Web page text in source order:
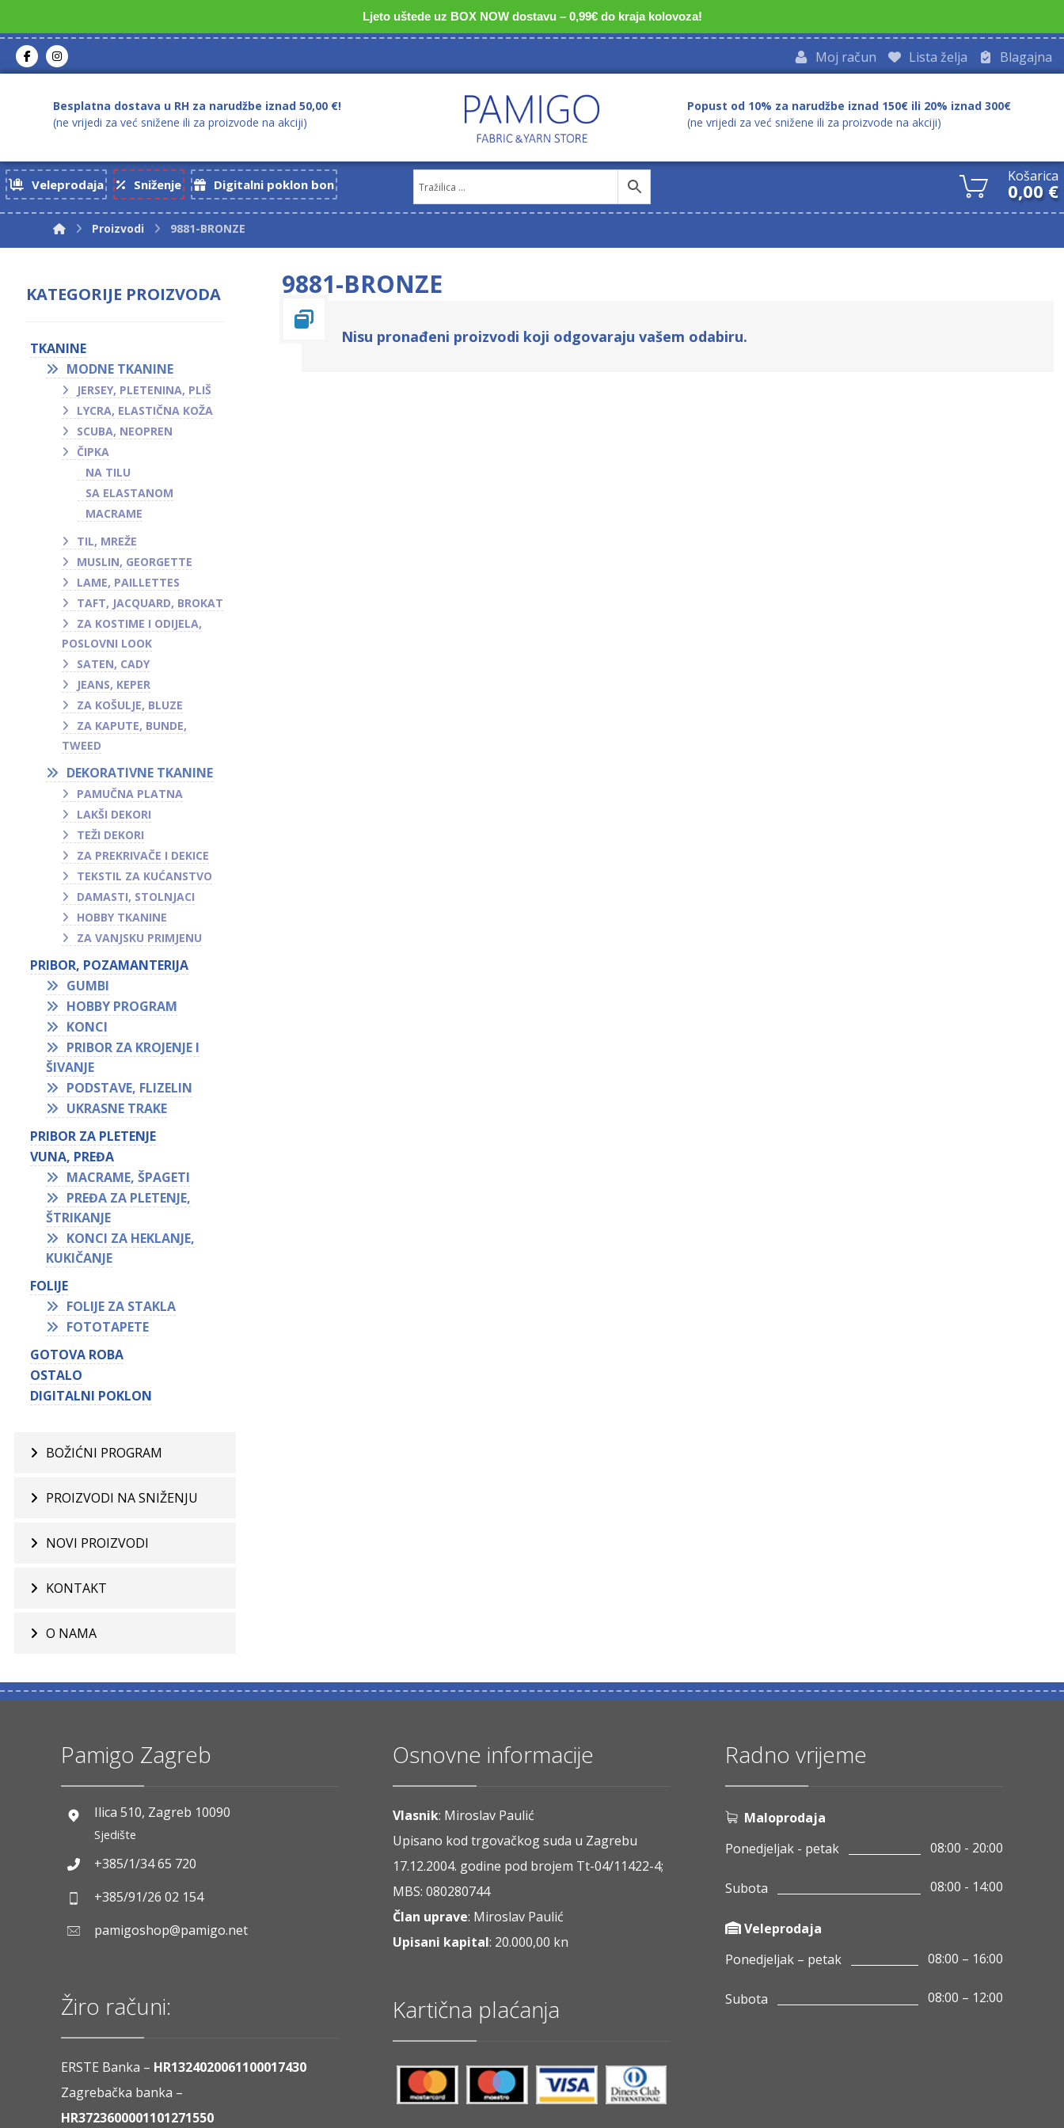
Ljeto uštede uz BOX NOW dostavu – 0,99€ do kraja kolovoza!
Blagajna
Lista želja
Moj račun
Besplatna dostava u RH za narudžbe iznad 50,00 €!
(ne vrijedi za već snižene ili za proizvode na akciji)
Popust od 10% za narudžbe iznad 150€ ili 20% iznad 300€
(ne vrijedi za već snižene ili za proizvode na akciji)
Veleprodaja Sniženje Digitalni poklon bon Košarica
0,00 €
Proizvodi 9881-BRONZE
9881-BRONZE
Nisu pronađeni proizvodi koji odgovaraju vašem odabiru.
KATEGORIJE PROIZVODA
TKANINE
MODNE TKANINE
JERSEY, PLETENINA, PLIŠ
LYCRA, ELASTIČNA KOŽA
SCUBA, NEOPREN
ČIPKA
NA TILU
SA ELASTANOM
MACRAME
TIL, MREŽE
MUSLIN, GEORGETTE
LAME, PAILLETTES
TAFT, JACQUARD, BROKAT
ZA KOSTIME I ODIJELA,
POSLOVNI LOOK
SATEN, CADY
JEANS, KEPER
ZA KOŠULJE, BLUZE
ZA KAPUTE, BUNDE,
TWEED
DEKORATIVNE TKANINE
PAMUČNA PLATNA
LAKŠI DEKORI
TEŽI DEKORI
ZA PREKRIVAČE I DEKICE
TEKSTIL ZA KUĆANSTVO
DAMASTI, STOLNJACI
HOBBY TKANINE
ZA VANJSKU PRIMJENU
PRIBOR, POZAMANTERIJA
GUMBI
HOBBY PROGRAM
KONCI
PRIBOR ZA KROJENJE I
ŠIVANJE
PODSTAVE, FLIZELIN
UKRASNE TRAKE
PRIBOR ZA PLETENJE
VUNA, PREĐA
MACRAME, ŠPAGETI
PREĐA ZA PLETENJE,
ŠTRIKANJE
KONCI ZA HEKLANJE,
KUKIČANJE
FOLIJE
FOLIJE ZA STAKLA
FOTOTAPETE
GOTOVA ROBA
OSTALO
DIGITALNI POKLON
BOŽIĆNI PROGRAM
PROIZVODI NA SNIŽENJU
NOVI PROIZVODI
KONTAKT
O NAMA
Pamigo Zagreb
Ilica 510, Zagreb 10090
Sjedište
+385/1/34 65 720
+385/91/26 02 154
pamigoshop@pamigo.net
Žiro računi:
ERSTE Banka – HR1324020061100017430
Zagrebačka banka –
HR3723600001101271550
Osnovne informacije
Vlasnik: Miroslav Paulić
Upisano kod trgovačkog suda u Zagrebu
17.12.2004. godine pod brojem Tt-04/11422-4;
MBS: 080280744
Član uprave: Miroslav Paulić
Upisani kapital: 20.000,00 kn
Kartična plaćanja
Radno vrijeme
Maloprodaja
Ponedjeljak - petak
08:00 - 20:00
Subota 08:00 - 14:00
Veleprodaja
Ponedjeljak – petak
08:00 – 16:00
Subota 08:00 – 12:00